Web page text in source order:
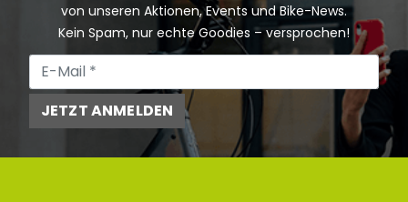
von unseren Aktionen, Events und Bike-News.
Kein Spam, nur echte Goodies – versprochen!
JETZT ANMELDEN